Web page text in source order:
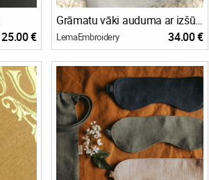
25.00 €
Grāmatu vāki auduma ar izšūtu monogrammu
LemaEmbroidery 34.00 €